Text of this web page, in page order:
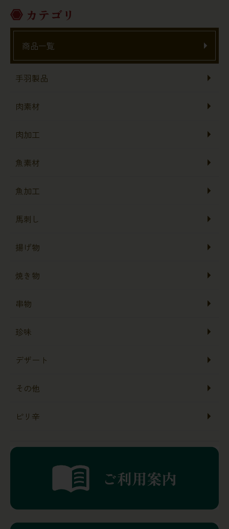
カテゴリ
商品一覧
手羽製品
肉素材
肉加工
魚素材
魚加工
馬刺し
揚げ物
焼き物
串物
珍味
デザート
その他
ピリ辛